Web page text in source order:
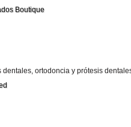
ortodoncia y prótesis